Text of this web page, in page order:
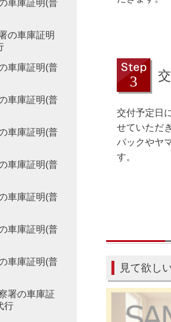
交付予定日
せていただ
パックやヤ
す。
見て欲し
車庫証明(普
の車庫証明
車庫証明(普
車庫証明(普
車庫証明(普
車庫証明(普
車庫証明(普
車庫証明(普
車庫証明(普
署の車庫証
行